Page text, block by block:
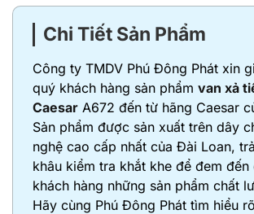
Chi Tiết Sản Phẩm
Công ty TMDV Phú Đông Phát xin
quý khách hàng sản phẩm van xả
Caesar A672 đến từ hãng Caesar
Sản phẩm được sản xuất trên dây
nghệ cao cấp nhất của Đài Loan,
khâu kiểm tra khắt khe để đem
khách hàng những sản phẩm chất
Hãy cùng Phú Đông Phát tìm hiểu